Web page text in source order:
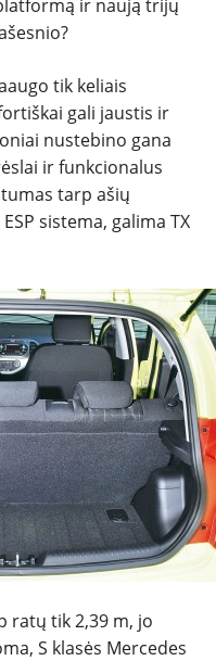
ir naują trijų
tik keliais
gali jaustis ir
nustebino gana
ir funkcionalus
tarp ašių
sistema, galima TX
ratų tik 2,39 m, jo
S klasės Mercedes